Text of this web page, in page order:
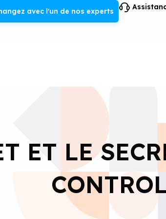
avec l'un de nos experts
ET LE